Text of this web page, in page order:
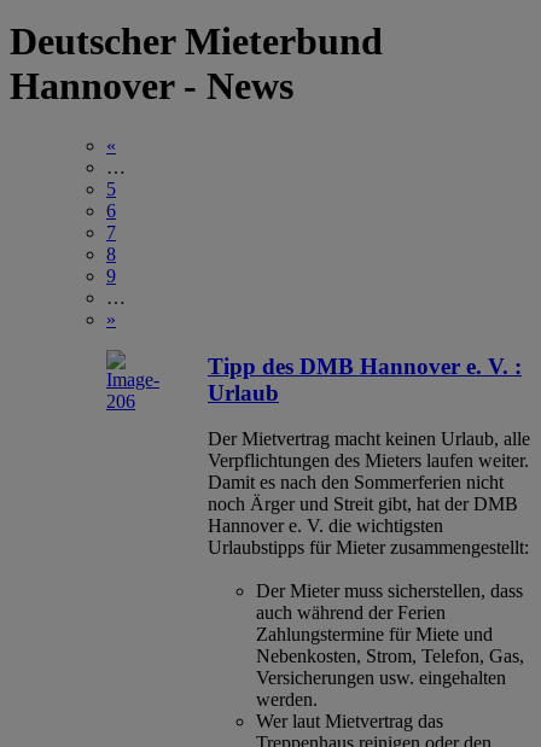
Deutscher Mieterbund
Hannover - News
«
…
5
6
7
8
9
…
»
Tipp des DMB Hannover e. V. :
Urlaub
Der Mietvertrag macht keinen Urlaub, alle
Verpflichtungen des Mieters laufen weiter.
Damit es nach den Sommerferien nicht
noch Ärger und Streit gibt, hat der DMB
Hannover e. V. die wichtigsten
Urlaubstipps für Mieter zusammengestellt:
Der Mieter muss sicherstellen, dass
auch während der Ferien
Zahlungstermine für Miete und
Nebenkosten, Strom, Telefon, Gas,
Versicherungen usw. eingehalten
werden.
Wer laut Mietvertrag das